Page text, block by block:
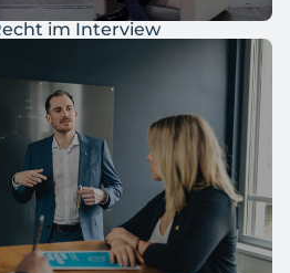
im Interview